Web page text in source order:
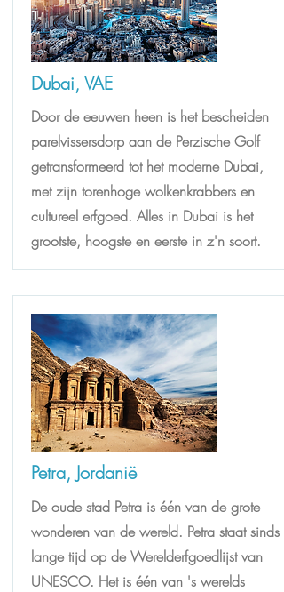
Dubai, VAE
Door de eeuwen heen is het bescheiden
parelvissersdorp aan de Perzische Golf
getransformeerd tot het moderne Dubai,
met zijn torenhoge wolkenkrabbers en
cultureel erfgoed. Alles in Dubai is het
grootste, hoogste en eerste in z'n soort.
Petra, Jordanië
De oude stad Petra is één van de grote
wonderen van de wereld. Petra staat sinds
lange tijd op de Werelderfgoedlijst van
UNESCO. Het is één van 's werelds